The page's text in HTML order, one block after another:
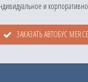
и
ЗАКАЗАТЬ АВТОБУС